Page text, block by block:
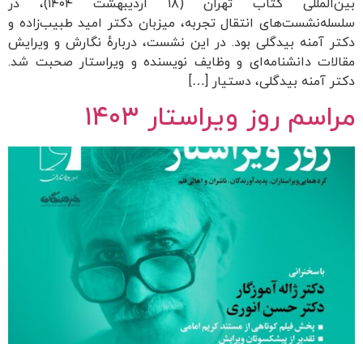
بین‌المللی کتاب تهران (۱۸ اردیبهشت ۱۴۰۴)، در
سلسله‌نشست‌های انتقال تجربه، میزبان دکتر امید طبیب‌زاده و
دکتر آمنه بیدگلی بود. در این نشست، دربارهٔ نگارش و ویرایش
مقالات دانشنامه‌ای و وظایف نویسنده و ویراستار صحبت شد.
دکتر آمنه بیدگلی، دستیار […]
مراسم روز ویراستار ۱۴۰۳